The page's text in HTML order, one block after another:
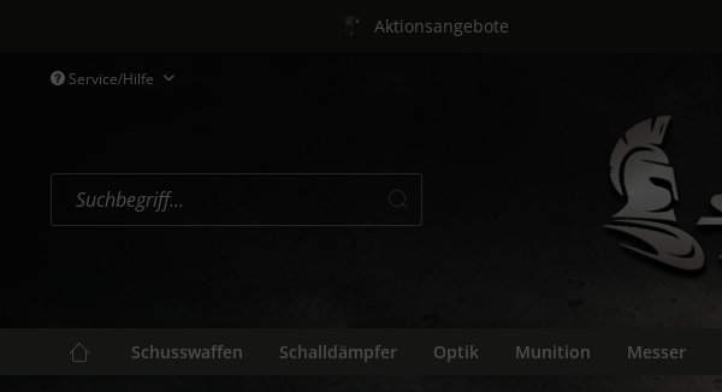
Aktionsangebote
Service/Hilfe
Schusswaffen Schalldämpfer Optik Munition Messer